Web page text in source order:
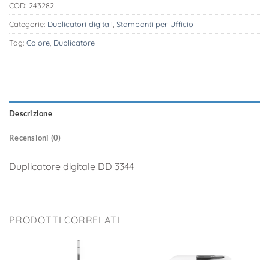
COD: 243282
Categorie: Duplicatori digitali, Stampanti per Ufficio
Tag: Colore, Duplicatore
Descrizione
Recensioni (0)
Duplicatore digitale DD 3344
PRODOTTI CORRELATI